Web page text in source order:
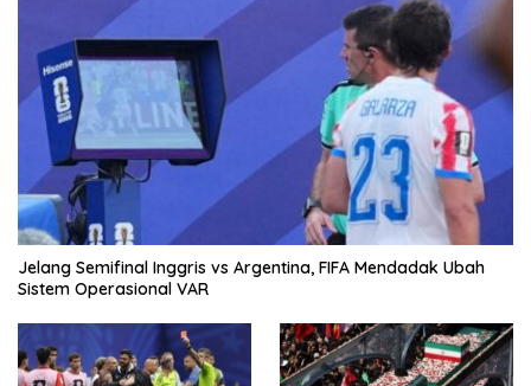
Jelang Semifinal Inggris vs Argentina, FIFA Mendadak Ubah
Sistem Operasional VAR